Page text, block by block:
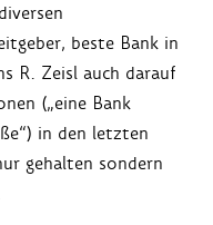
beste Bank in
R. Zeisl auch darauf
(„eine Bank
in den letzten
gehalten sondern